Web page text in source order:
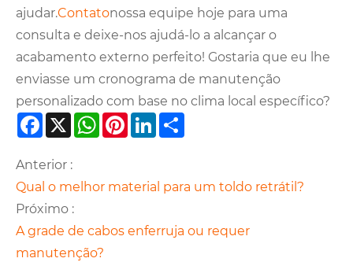
ajudar.Contatonossa equipe hoje para uma
consulta e deixe-nos ajudá-lo a alcançar o
acabamento externo perfeito! Gostaria que eu lhe
enviasse um cronograma de manutenção
personalizado com base no clima local específico?
Facebook
X WhatsApp
Pinterest
LinkedIn
Anterior :
Qual o melhor material para um toldo retrátil?
Próximo :
A grade de cabos enferruja ou requer
manutenção?